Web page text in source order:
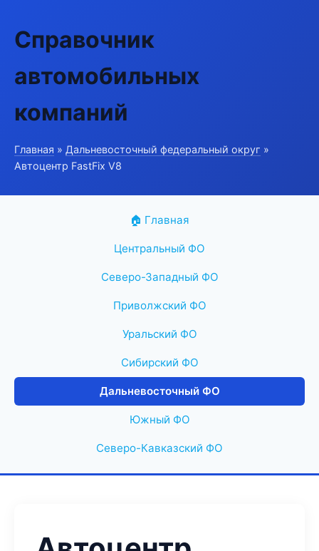
Справочник
автомобильных
компаний
Главная » Дальневосточный федеральный округ »
Автоцентр FastFix V8
🏠 Главная
Центральный ФО
Северо-Западный ФО
Приволжский ФО
Уральский ФО
Сибирский ФО
Дальневосточный ФО
Южный ФО
Северо-Кавказский ФО